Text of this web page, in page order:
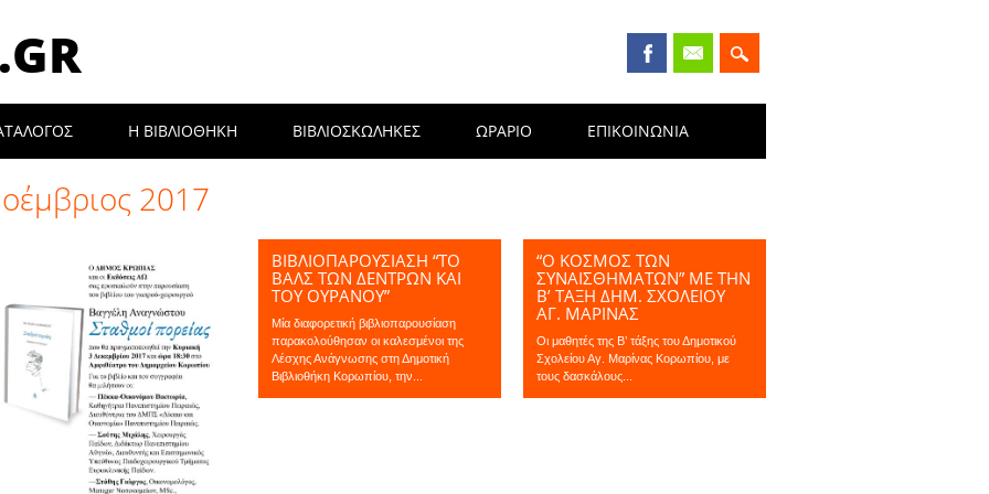
Η ΒΙΒΛΙΟΘΉΚΗ ΒΙΒΛΙΟΣΚΩΛΗΚΕΣ ΩΡΑΡΙΟ ΕΠΙΚΟΙΝΩΝΊΑ
2017
ΒΙΒΛΙΟΠΑΡΟΥΣΙΑΣΗ “ΤΟ
ΒΑΛΣ ΤΩΝ ΔΈΝΤΡΩΝ ΚΑΙ
ΤΟΥ ΟΥΡΑΝΟΎ”
Μία διαφορετική βιβλιοπαρουσίαση
παρακολούθησαν οι καλεσμένοι της
Λέσχης Ανάγνωσης στη Δημοτική
Βιβλιοθήκη Κορωπίου, την...
“Ο ΚΟΣΜΟΣ ΤΩΝ
ΣΥΝΑΙΣΘΗΜΑΤΩΝ” ΜΕ ΤΗΝ
Β’ ΤΆΞΗ ΔΗΜ. ΣΧΟΛΕΊΟΥ
ΑΓ. ΜΑΡΊΝΑΣ
Οι μαθητές της Β’ τάξης του Δημοτικού
Σχολείου Αγ. Μαρίνας Κορωπίου, με
τους δασκάλους...